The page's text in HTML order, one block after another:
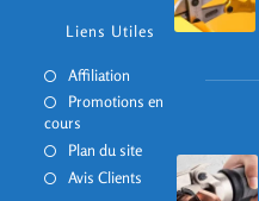
Liens Utiles
Affiliation
Promotions en
cours
Plan du site
Avis Clients